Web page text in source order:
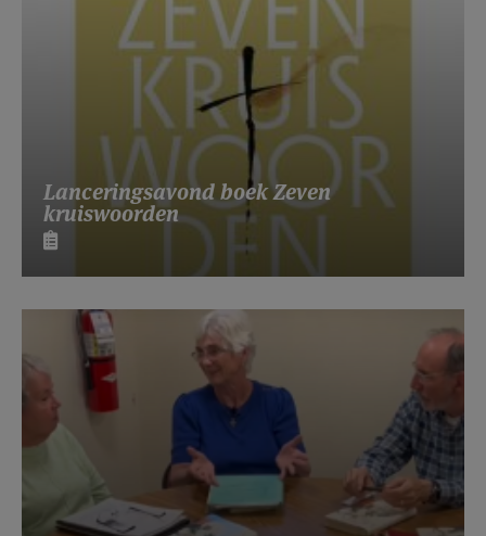
Lanceringsavond boek Zeven
kruiswoorden